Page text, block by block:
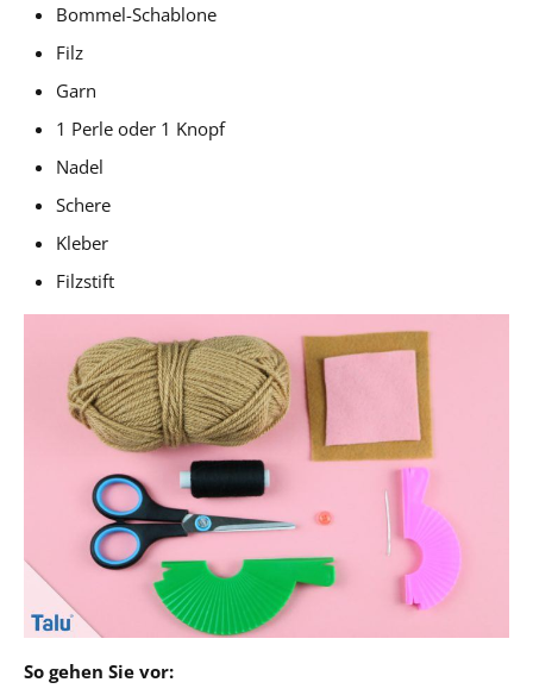
Bommel-Schablone
Filz
Garn
1 Perle oder 1 Knopf
Nadel
Schere
Kleber
Filzstift
So gehen Sie vor: